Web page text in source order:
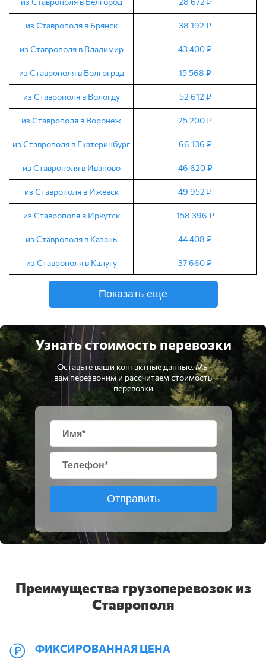
из Ставрополя в Брянск 38 192 ₽
из Ставрополя в Владимир 43 400 ₽
из Ставрополя в Волгоград 15 568 ₽
из Ставрополя в Вологду 52 612 ₽
из Ставрополя в Воронеж 25 200 ₽
из Ставрополя в Екатеринбург 66 136 ₽
из Ставрополя в Иваново 46 620 ₽
из Ставрополя в Ижевск 49 952 ₽
из Ставрополя в Иркутск 158 396 ₽
из Ставрополя в Казань 44 408 ₽
из Ставрополя в Калугу 37 660 ₽
Показать еще
Узнать стоимость перевозки
Оставьте ваши контактные данные. Мы
вам перезвоним и рассчитаем стоимость
перевозки
Отправить
Преимущества грузоперевозок из
Ставрополя
ФИКСИРОВАННАЯ ЦЕНА